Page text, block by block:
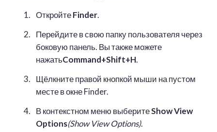
ОткройтеFinder.
Перейдите в свою папку пользователя через
боковую панель. Вы также можете
нажатьCommand+Shift+H.
Щёлкните правой кнопкой мыши на пустом
месте в окне Finder.
В контекстном меню выберитеShow View
Options(Show View Options).